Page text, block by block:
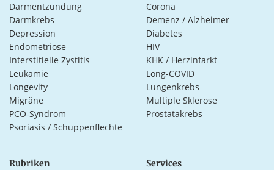
Darmentzündung
Corona
Darmkrebs
Demenz / Alzheimer
Depression
Diabetes
Endometriose
HIV
Interstitielle Zystitis
KHK / Herzinfarkt
Leukämie
Long-COVID
Longevity
Lungenkrebs
Migräne
Multiple Sklerose
PCO-Syndrom
Prostatakrebs
Psoriasis / Schuppenflechte
Rubriken Services